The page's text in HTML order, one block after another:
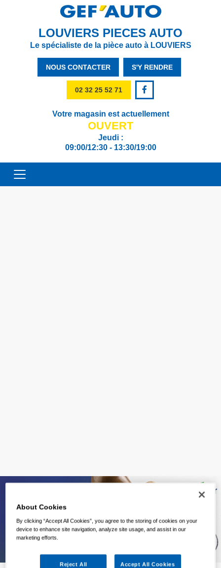
LOUVIERS PIECES AUTO
Le spécialiste de la pièce auto à LOUVIERS
NOUS CONTACTER S'Y RENDRE
02 32 25 52 71
Votre magasin est actuellement
OUVERT
Jeudi :
09:00/12:30 - 13:30/19:00
About Cookies
By clicking “Accept All Cookies”, you agree to the storing of cookies on your
device to enhance site navigation, analyze site usage, and assist in our
marketing efforts.
Reject All Accept All Cookies